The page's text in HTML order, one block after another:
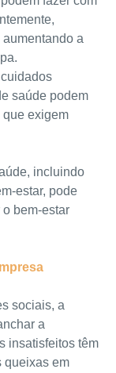
a
saúde podem
exigem
incluindo
estar, pode
bem-estar
sociais, a
a
insatisfeitos têm
queixas em